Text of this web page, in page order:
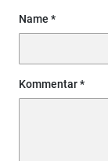
Name
Kommentar